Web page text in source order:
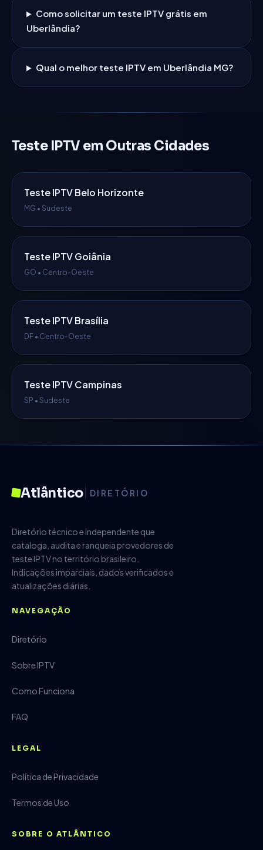
Como solicitar um teste IPTV grátis em
Uberlândia?
Qual o melhor teste IPTV em Uberlândia MG?
Teste IPTV em Outras Cidades
Teste IPTVBelo Horizonte
MG • Sudeste
Teste IPTVGoiânia
GO • Centro-Oeste
Teste IPTVBrasília
DF • Centro-Oeste
Teste IPTVCampinas
SP • Sudeste
Atlântico DIRETÓRIO
Diretório técnico e independente que
cataloga, audita e ranqueia provedores de
teste IPTV no território brasileiro.
Indicações imparciais, dados verificados e
atualizações diárias.
NAVEGAÇÃO
Diretório
Sobre IPTV
Como Funciona
FAQ
LEGAL
Política de Privacidade
Termos de Uso
SOBRE O ATLÂNTICO